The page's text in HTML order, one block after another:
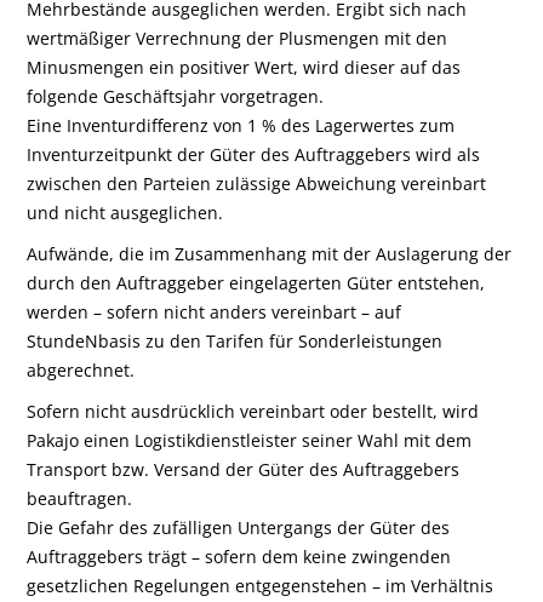
Mehrbestände ausgeglichen werden. Ergibt sich nach
wertmäßiger Verrechnung der Plusmengen mit den
Minusmengen ein positiver Wert, wird dieser auf das
folgende Geschäftsjahr vorgetragen.
Eine Inventurdifferenz von 1 % des Lagerwertes zum
Inventurzeitpunkt der Güter des Auftraggebers wird als
zwischen den Parteien zulässige Abweichung vereinbart
und nicht ausgeglichen.
Aufwände, die im Zusammenhang mit der Auslagerung der
durch den Auftraggeber eingelagerten Güter entstehen,
werden – sofern nicht anders vereinbart – auf
StundeNbasis zu den Tarifen für Sonderleistungen
abgerechnet.
Sofern nicht ausdrücklich vereinbart oder bestellt, wird
Pakajo einen Logistikdienstleister seiner Wahl mit dem
Transport bzw. Versand der Güter des Auftraggebers
beauftragen.
Die Gefahr des zufälligen Untergangs der Güter des
Auftraggebers trägt – sofern dem keine zwingenden
gesetzlichen Regelungen entgegenstehen – im Verhältnis